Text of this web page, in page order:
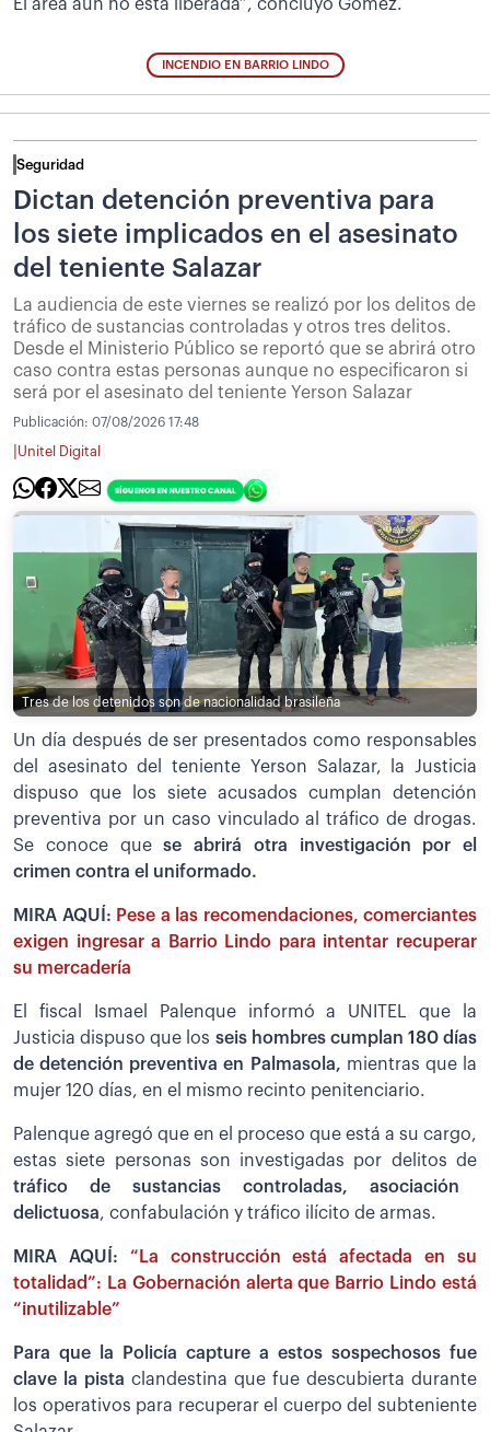
El área aún no está liberada”, concluyó Gómez.
INCENDIO EN BARRIO LINDO
Seguridad
Dictan detención preventiva para
los siete implicados en el asesinato
del teniente Salazar
La audiencia de este viernes se realizó por los delitos de
tráfico de sustancias controladas y otros tres delitos.
Desde el Ministerio Público se reportó que se abrirá otro
caso contra estas personas aunque no especificaron si
será por el asesinato del teniente Yerson Salazar
Publicación: 07/08/2026 17:48
Unitel Digital
Tres de los detenidos son de nacionalidad brasileña
Un día después de ser presentados como responsables
del asesinato del teniente Yerson Salazar, la Justicia
dispuso que los siete acusados cumplan detención
preventiva por un caso vinculado al tráfico de drogas.
Se conoce quese abrirá otra investigación por el
crimen contra el uniformado.
MIRA AQUÍ: Pese a las recomendaciones, comerciantes
exigen ingresar a Barrio Lindo para intentar recuperar
su mercadería
El fiscal Ismael Palenque informó a UNITEL que la
Justicia dispuso que los seis hombres cumplan 180 días
de detención preventiva en Palmasola, mientras que la
mujer 120 días, en el mismo recinto penitenciario.
Palenque agregó que en el proceso que está a su cargo,
estas siete personas son investigadas por delitos de
tráfico de sustancias controladas, asociación
delictuosa, confabulación y tráfico ilícito de armas.
MIRA AQUÍ: “La construcción está afectada en su
totalidad”: La Gobernación alerta que Barrio Lindo está
“inutilizable”
Para que la Policía capture a estos sospechosos fue
clave la pista clandestina que fue descubierta durante
los operativos para recuperar el cuerpo del subteniente